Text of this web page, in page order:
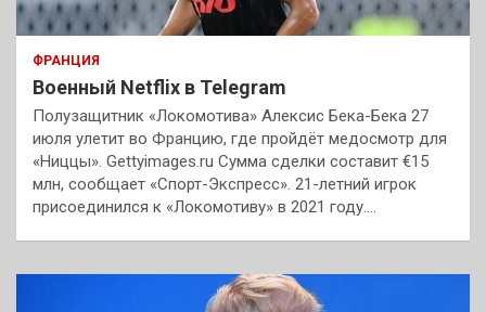
ФРАНЦИЯ
Военный Netflix в Telegram
Полузащитник «Локомотива» Алексис Бека-Бека 27
июля улетит во Францию, где пройдёт медосмотр для
«Ниццы». Gettyimages.ru Сумма сделки составит €15
млн, сообщает «Спорт-Экспресс». 21-летний игрок
присоединился к «Локомотиву» в 2021 году.…